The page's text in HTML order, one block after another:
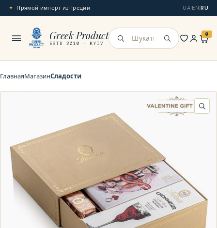
Прямой импорт из Греции UA|EN|RU
Greek Product
ESTD 2010 · KYIV Искать
0
ГлавнаяМагазинСладости